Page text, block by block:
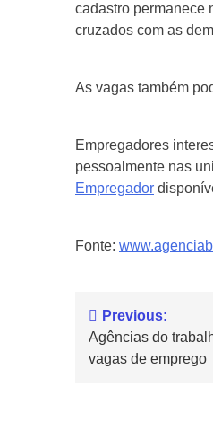
cadastro permanece
cruzados com as
As vagas também
Empregadores
pessoalmente nas
Empregador
Fonte:
Previous:
Agências do
vagas de emprego